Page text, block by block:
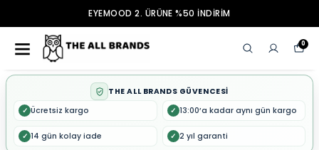
EYEMOOD 2. ÜRÜNE %50 İNDİRİM
0
THE ALL BRANDS GÜVENCESİ
✓ Ücretsiz kargo ✓ 13:00’a kadar aynı gün kargo
✓ 14 gün kolay iade ✓ 2 yıl garanti